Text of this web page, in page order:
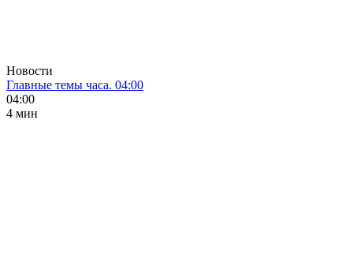
Новости
Главные темы часа. 04:00
04:00
4 мин